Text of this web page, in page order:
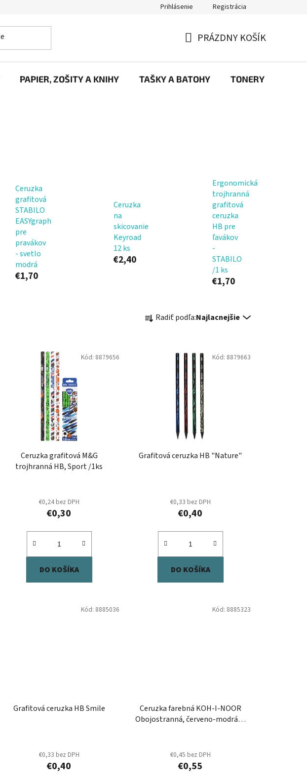
Prečo eRKa papiernictvo – kvalita, výber a spokojnosť |
Prihlásenie Registrácia
KOŠÍK
PRÁZDNY KOŠÍK
PAPIER, ZOŠITY A KNIHY TAŠKY A BATOHY TONERY
Ceruzka
grafitová
STABILO
EASYgraph
pre
pravákov
- svetlo
modrá
€1,70
Ceruzka
na
skicovanie
Keyroad
12 ks
€2,40
Ergonomická
trojhranná
grafitová
ceruzka
HB pre
ľavákov
-
STABILO
/1 ks
€1,70
a
u
Radiť podľa:Najlacnejšie
Ceruzka grafitová M&G
trojhranná HB, Sport /1ks
€0,24 bez DPH
€0,30
DO KOŠÍKA
Kód: 8879656
Grafitová ceruzka HB "Nature"
€0,33 bez DPH
€0,40
DO KOŠÍKA
Kód: 8879663
Grafitová ceruzka HB Smile
€0,33 bez DPH
€0,40
Kód: 8885036
Ceruzka farebná KOH-I-NOOR
Obojostranná, červeno-modrá, 1
€0,45 bez DPH
€0,55
Kód: 8885323